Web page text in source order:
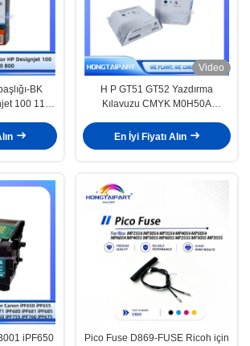
BK
100 110
Video
H P GT51 GT52 Yazdırma
Kılavuzu CMYK M0H50A
GT5810 GT5820 GT5800
GT5822 Mürekkep Tankı 400 410
En İyi Fiyatı Alın
iPF650
Pico Fuse D869-FUSE Ricoh için